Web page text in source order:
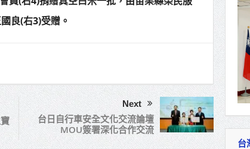
良(右3)受贈。
Next
台日自行車安全文化交流論壇
MOU簽署深化合作交流
台